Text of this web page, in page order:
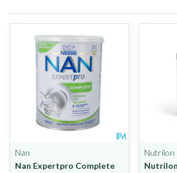
Nan
Nan Expertpro Complete
Nutrilon